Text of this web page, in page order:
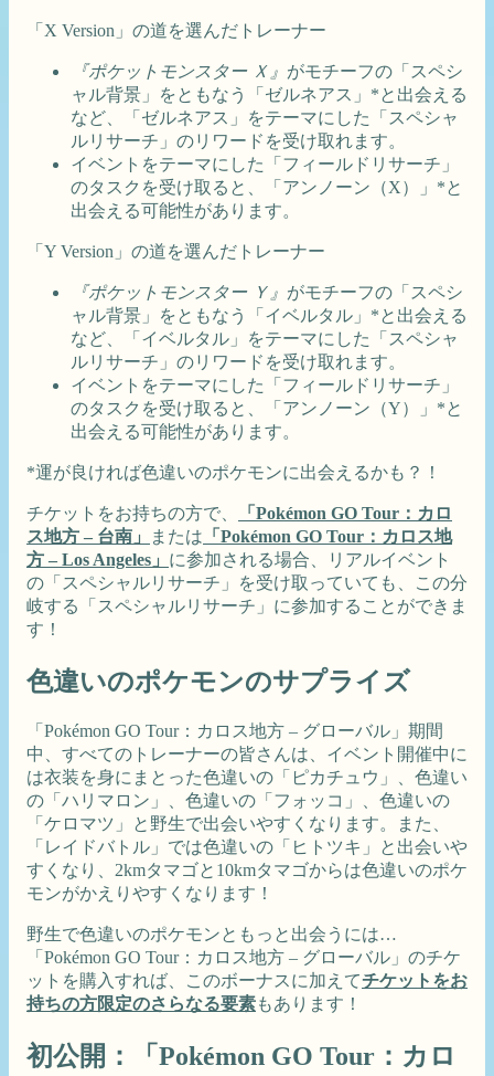
「X Version」の道を選んだトレーナー
『ポケットモンスター Ｘ』 がモチーフの「スペシ
ャル背景」をともなう「ゼルネアス」*と出会える
など、「ゼルネアス」をテーマにした「スペシャ
ルリサーチ」のリワードを受け取れます。
イベントをテーマにした「フィールドリサーチ」
のタスクを受け取ると、「アンノーン（X）」*と
出会える可能性があります。
「Y Version」の道を選んだトレーナー
『ポケットモンスター Ｙ』 がモチーフの「スペシ
ャル背景」をともなう「イベルタル」*と出会える
など、「イベルタル」をテーマにした「スペシャ
ルリサーチ」のリワードを受け取れます。
イベントをテーマにした「フィールドリサーチ」
のタスクを受け取ると、「アンノーン（Y）」*と
出会える可能性があります。
*運が良ければ色違いのポケモンに出会えるかも？！
チケットをお持ちの方で、
「Pokémon GO Tour：カロ
ス地方 – 台南」
または 「Pokémon GO Tour：カロス地
方 – Los Angeles」 に参加される場合、リアルイベント
の「スペシャルリサーチ」を受け取っていても、この分
岐する「スペシャルリサーチ」に参加することができま
す！
色違いのポケモンのサプライズ
「Pokémon GO Tour：カロス地方 – グローバル」期間
中、すべてのトレーナーの皆さんは、イベント開催中に
は衣装を身にまとった色違いの「ピカチュウ」、色違い
の「ハリマロン」、色違いの「フォッコ」、色違いの
「ケロマツ」と野生で出会いやすくなります。また、
「レイドバトル」では色違いの「ヒトツキ」と出会いや
すくなり、2kmタマゴと10kmタマゴからは色違いのポケ
モンがかえりやすくなります！
野生で色違いのポケモンともっと出会うには…
「Pokémon GO Tour：カロス地方 – グローバル」のチケ
ットを購入すれば、このボーナスに加えてチケットをお
持ちの方限定のさらなる要素もあります！
初公開：「Pokémon GO Tour：カロ